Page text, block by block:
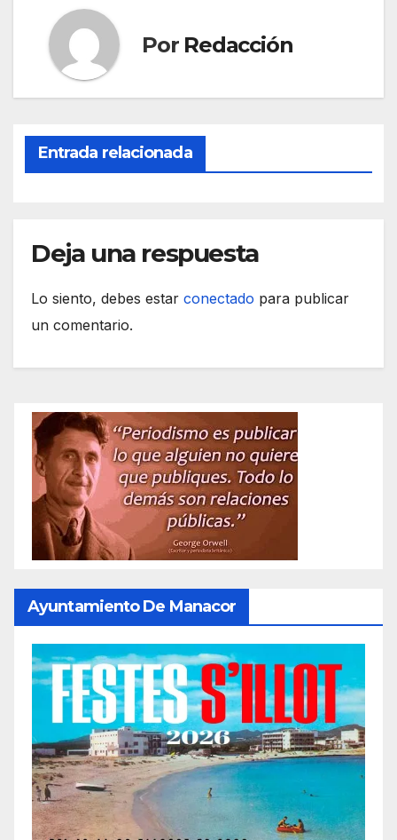
b
o
o
p
a
m
ar
tir
Por Redacción
Entrada relacionada
Deja una respuesta
Lo siento, debes estar conectado para publicar
un comentario.
Ayuntamiento De Manacor